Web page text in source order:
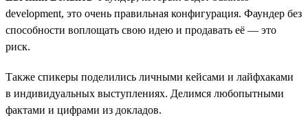
development, это очень правильная конфигурация. Фаундер без
способности воплощать свою идею и продавать её — это
риск.
Также спикеры поделились личными кейсами и лайфхаками
в индивидуальных выступлениях. Делимся любопытными
фактами и цифрами из докладов.